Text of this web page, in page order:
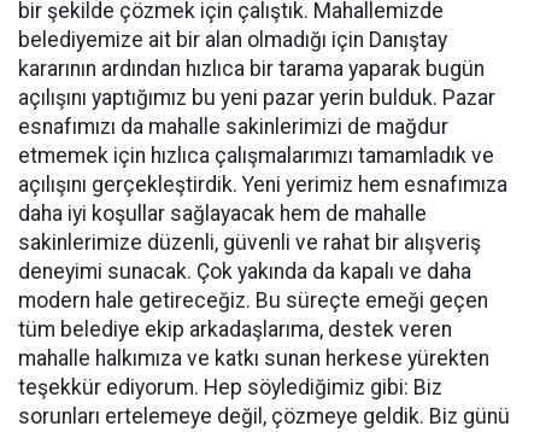
bir şekilde çözmek için çalıştık. Mahallemizde
belediyemize ait bir alan olmadığı için Danıştay
kararının ardından hızlıca bir tarama yaparak bugün
açılışını yaptığımız bu yeni pazar yerin bulduk. Pazar
esnafımızı da mahalle sakinlerimizi de mağdur
etmemek için hızlıca çalışmalarımızı tamamladık ve
açılışını gerçekleştirdik. Yeni yerimiz hem esnafımıza
daha iyi koşullar sağlayacak hem de mahalle
sakinlerimize düzenli, güvenli ve rahat bir alışveriş
deneyimi sunacak. Çok yakında da kapalı ve daha
modern hale getireceğiz. Bu süreçte emeği geçen
tüm belediye ekip arkadaşlarıma, destek veren
mahalle halkımıza ve katkı sunan herkese yürekten
teşekkür ediyorum. Hep söylediğimiz gibi: Biz
sorunları ertelemeye değil, çözmeye geldik. Biz günü